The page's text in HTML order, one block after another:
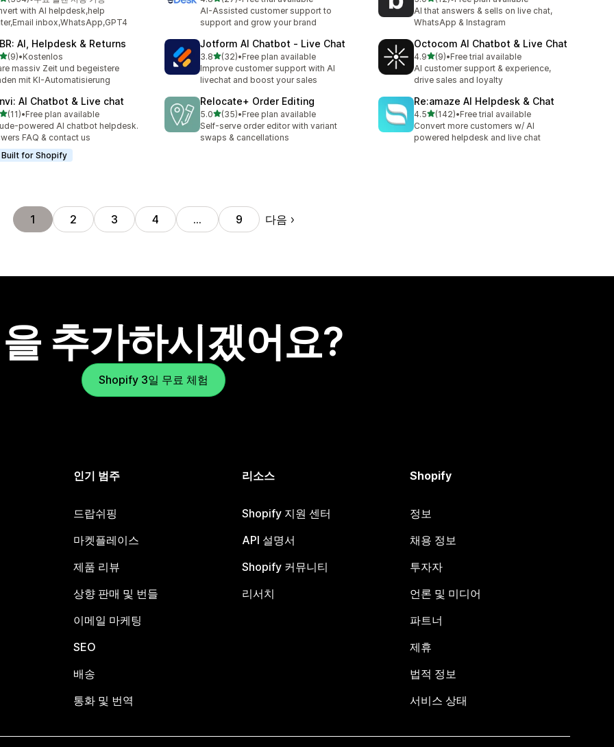
뷰 354개
with AI helpdesk,help
inbox,WhatsApp,GPT4
총 리뷰 27개
AI-Assisted customer support to
support and grow your brand
총 리뷰 12개
AI that answers & sells on live chat,
WhatsApp & Instagram
AI, Helpdesk & Returns
별 5개 중
(9)
뷰 9개
•Kostenlos
massiv Zeit und begeistere
mit KI-Automatisierung
Jotform AI Chatbot ‑ Live Chat
3.8별 5개 중
(32)
총 리뷰 32개
•Free plan available
Improve customer support with AI
livechat and boost your sales
Octocom AI Chatbot & Live Chat
4.9별 5개 중
(9)
총 리뷰 9개
•Free trial available
AI customer support & experience,
drive sales and loyalty
AI Chatbot & Live chat
별 5개 중
(11)
뷰 11개
•Free plan available
powered AI chatbot helpdesk.
FAQ & contact us
Built for Shopify
Relocate+ Order Editing
5.0별 5개 중
(35)
총 리뷰 35개
•Free plan available
Self-serve order editor with variant
swaps & cancellations
Re:amaze AI Helpdesk & Chat
4.5별 5개 중
(142)
총 리뷰 142개
•Free trial available
Convert more customers w/ AI
powered helpdesk and live chat
1 2 3 4 … 9 다음
추가하시겠어요?
Shopify 3일 무료 체험
인기 범주
드랍쉬핑
마켓플레이스
제품 리뷰
상향 판매 및 번들
이메일 마케팅
SEO
배송
통화 및 번역
리소스
Shopify 지원 센터
API 설명서
Shopify 커뮤니티
리서치
Shopify
정보
채용 정보
투자자
언론 및 미디어
파트너
제휴
법적 정보
서비스 상태